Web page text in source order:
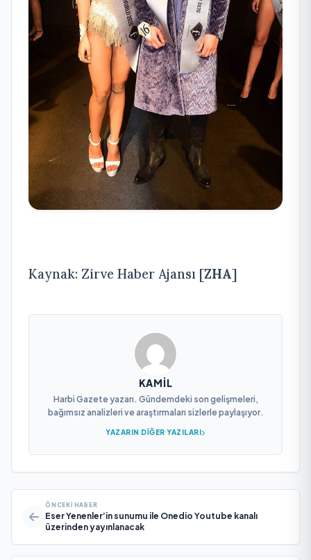
Kaynak: Zirve Haber Ajansı [ZHA]
KAMIL
Harbi Gazete yazarı. Gündemdeki son gelişmeleri,
bağımsız analizleri ve araştırmaları sizlerle paylaşıyor.
YAZARIN DIĞER YAZILARI
ÖNCEKI HABER
Eser Yenenler’in sunumu ile Onedio Youtube kanalı
üzerinden yayınlanacak